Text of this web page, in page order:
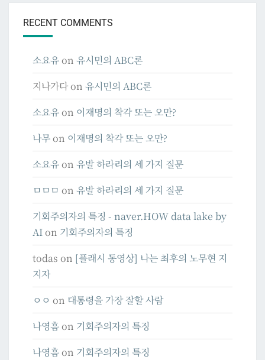
RECENT COMMENTS
소요유on 유시민의 ABC론
지나가다on 유시민의 ABC론
소요유on 이재명의 착각 또는 오만?
나무on 이재명의 착각 또는 오만?
소요유on 유발 하라리의 세 가지 질문
ㅁㅁㅁ on 유발 하라리의 세 가지 질문
기회주의자의 특징 - naver.HOW data lake by
AIon 기회주의자의 특징
todas on [플래시 동영상] 나는 최후의 노무현 지
지자
ㅇㅇ on 대통령을 가장 잘할 사람
나영흠on 기회주의자의 특징
나영흠on 기회주의자의 특징